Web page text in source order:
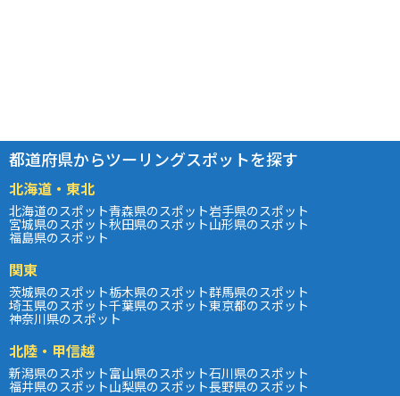
都道府県からツーリングスポットを探す
北海道・東北
北海道のスポット青森県のスポット岩手県のスポット
宮城県のスポット秋田県のスポット山形県のスポット
福島県のスポット
関東
茨城県のスポット栃木県のスポット群馬県のスポット
埼玉県のスポット千葉県のスポット東京都のスポット
神奈川県のスポット
北陸・甲信越
新潟県のスポット富山県のスポット石川県のスポット
福井県のスポット山梨県のスポット長野県のスポット